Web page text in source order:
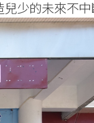
少的未來不中